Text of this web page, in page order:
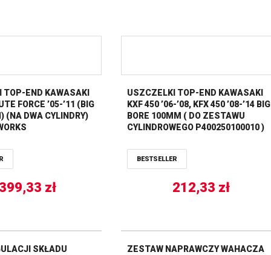
TOP-END KAWASAKI
FORCE ’05-’11 (BIG
(NA DWA CYLINDRY)
399,33 zł
USZCZELKI TOP-END KAWASAKI
KXF 450 ’06-’08, KFX 450 ’08-’14 BIG
BORE 100MM ( DO ZESTAWU
CYLINDROWEGO P400250100010 )
BESTSELLER
212,33 zł
SKŁADU
ZESTAW NAPRAWCZY WAHACZA